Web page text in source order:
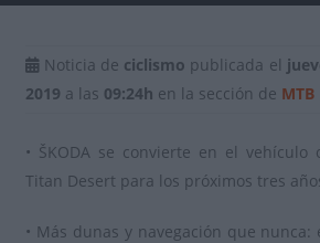
Noticia de ciclismo publicada el
2019 a las 09:24h en la sección de MTB
• ŠKODA se convierte en el vehículo
Titan Desert para los próximos tres
• Más dunas y navegación que nunca: